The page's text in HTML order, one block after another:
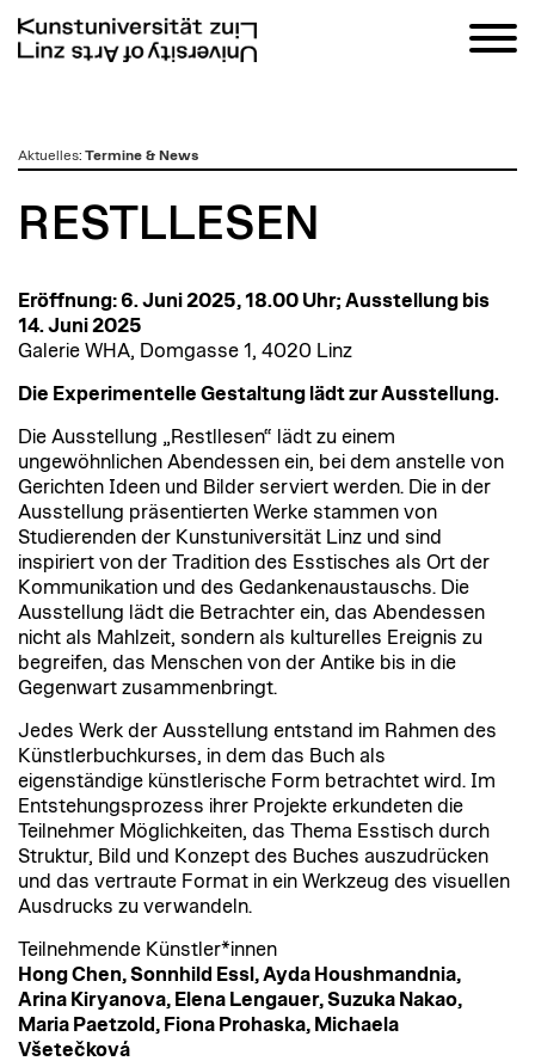
zumAktuelles: Termine & News
RESTLLESEN
Eröffnung: 6. Juni 2025, 18.00 Uhr; Ausstellung bis
14. Juni 2025
Galerie WHA, Domgasse 1, 4020 Linz
Die Experimentelle Gestaltung lädt zur Ausstellung.
Die Ausstellung „Restllesen“ lädt zu einem
ungewöhnlichen Abendessen ein, bei dem anstelle von
Gerichten Ideen und Bilder serviert werden. Die in der
Ausstellung präsentierten Werke stammen von
Studierenden der Kunstuniversität Linz und sind
inspiriert von der Tradition des Esstisches als Ort der
Kommunikation und des Gedankenaustauschs. Die
Ausstellung lädt die Betrachter ein, das Abendessen
nicht als Mahlzeit, sondern als kulturelles Ereignis zu
begreifen, das Menschen von der Antike bis in die
Gegenwart zusammenbringt.
Jedes Werk der Ausstellung entstand im Rahmen des
Künstlerbuchkurses, in dem das Buch als
eigenständige künstlerische Form betrachtet wird. Im
Entstehungsprozess ihrer Projekte erkundeten die
Teilnehmer Möglichkeiten, das Thema Esstisch durch
Struktur, Bild und Konzept des Buches auszudrücken
und das vertraute Format in ein Werkzeug des visuellen
Ausdrucks zu verwandeln.
Teilnehmende Künstler*innen
Hong Chen, Sonnhild Essl, Ayda Houshmandnia,
Arina Kiryanova, Elena Lengauer, Suzuka Nakao,
Maria Paetzold, Fiona Prohaska, Michaela
Všetečková